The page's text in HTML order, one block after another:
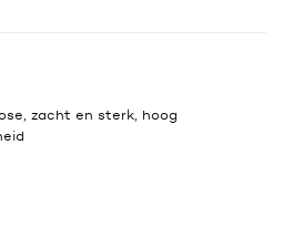
zacht en sterk, hoog